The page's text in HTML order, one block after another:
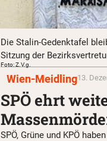
Die Stalin-Gedenktafel
Sitzung der
Foto: Z.V.g.
Wien-Meidling13.
SPÖ ehrt
SPÖ, Grüne und KPÖ